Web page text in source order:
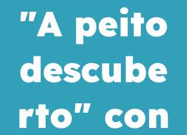
"A peito
descube
rto" con